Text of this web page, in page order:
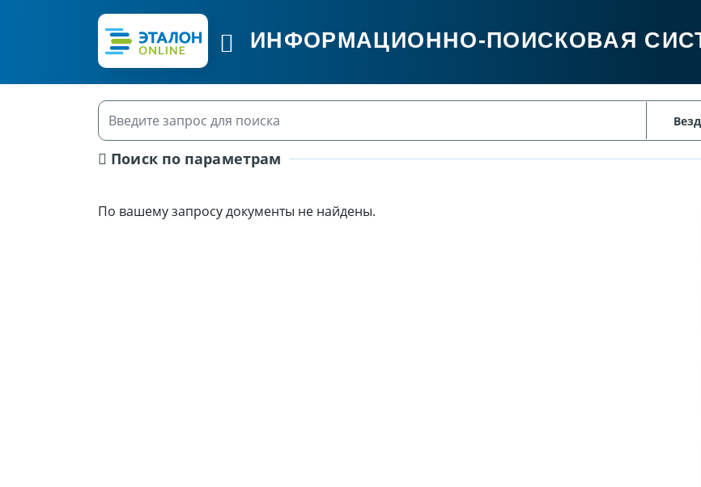
ИНФОРМАЦИОННО-ПОИСКОВАЯ
Поиск по параметрам
По вашему запросу документы не найдены.